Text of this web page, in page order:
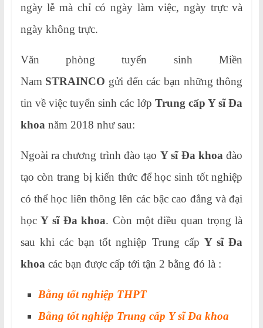
ngày lễ mà chỉ có ngày làm việc, ngày trực và
ngày không trực.
Văn phòng tuyển sinh Miền
Nam STRAINCO gửi đến các bạn những thông
tin về việc tuyển sinh các lớp Trung cấp Y sĩ Đa
khoanăm 2018 như sau:
Ngoài ra chương trình đào tạo Y sĩ Đa khoađào
tạo còn trang bị kiến thức để học sinh tốt nghiệp
có thể học liên thông lên các bậc cao đẳng và đại
họcY sĩ Đa khoa. Còn một điều quan trọng là
sau khi các bạn tốt nghiệp Trung cấp Y sĩ Đa
khoacác bạn được cấp tới tận 2 bằng đó là :
Bằng tốt nghiệp THPT
Bằng tốt nghiệp Trung cấp Y sĩ Đa khoa